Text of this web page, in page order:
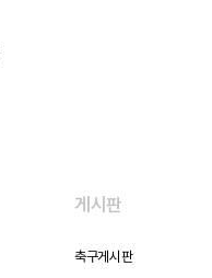
게시판
축구게시판